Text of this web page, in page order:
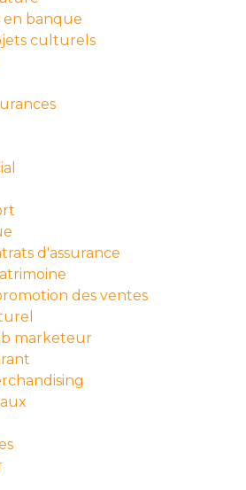
en banque
culturels
d'assurance
des ventes
marketeur